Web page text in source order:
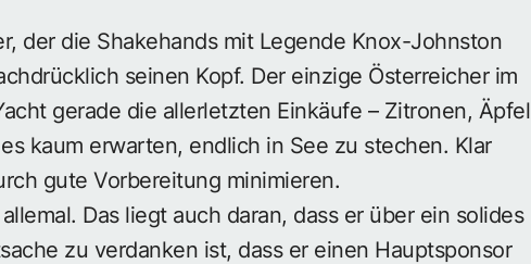
der die Shakehands mit Legende Knox-Johnston
seinen Kopf. Der einzige Österreicher im
gerade die allerletzten Einkäufe – Zitronen, Äpfel
kaum erwarten, endlich in See zu stechen. Klar
gute Vorbereitung minimieren.
Das liegt auch daran, dass er über ein solides
zu verdanken ist, dass er einen Hauptsponsor